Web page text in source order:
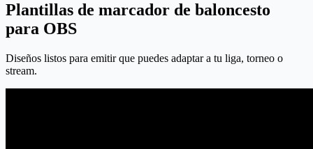
Plantillas de marcador de baloncesto
para OBS
Diseños listos para emitir que puedes adaptar a tu liga, torneo o
stream.